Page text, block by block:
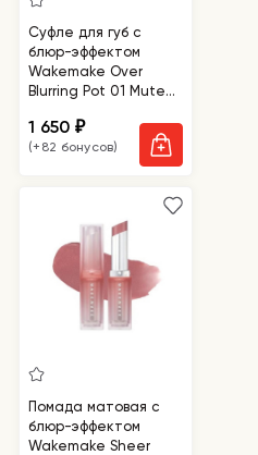
Суфле для губ с
блюр-эффектом
Wakemake Over
Blurring Pot 01 Muted
1 650₽
(+82 бонусов)
Помада матовая с
блюр-эффектом
Wakemake Sheer